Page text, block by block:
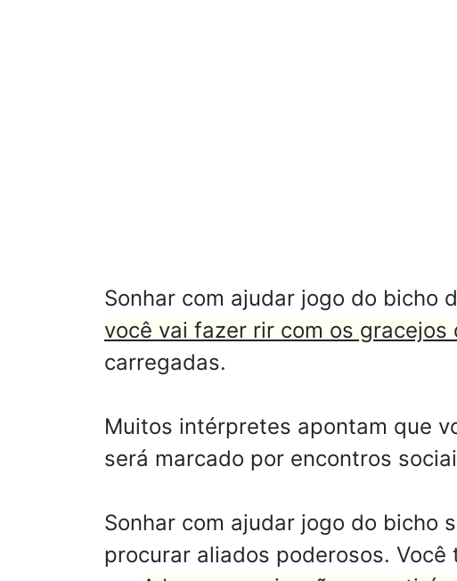
Sonhar com ajudar jogo do bicho
você vai fazer rir com os gracejos
carregadas.
Muitos intérpretes apontam que
será marcado por encontros
Sonhar com ajudar jogo do bicho
procurar aliados poderosos.